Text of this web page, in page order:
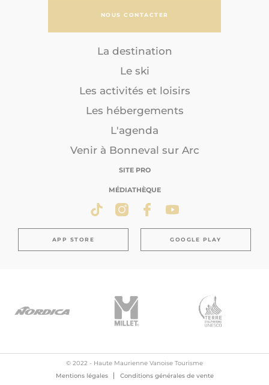
NOUS CONTACTER
La destination
Le ski
Les activités et loisirs
Les hébergements
L'agenda
Venir à Bonneval sur Arc
SITE PRO
MÉDIATHÈQUE
APP STORE GOOGLE PLAY
© 2022 - Haute Maurienne Vanoise Tourisme
Mentions légales
Conditions générales de vente